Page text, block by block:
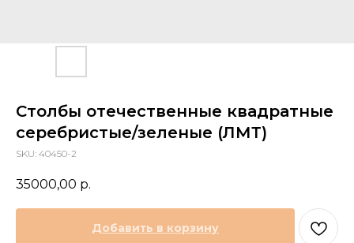
Столбы отечественные квадратные
серебристые/зеленые (ЛМТ)
SKU: 40450-2
35000,00 р.
Добавить в корзину